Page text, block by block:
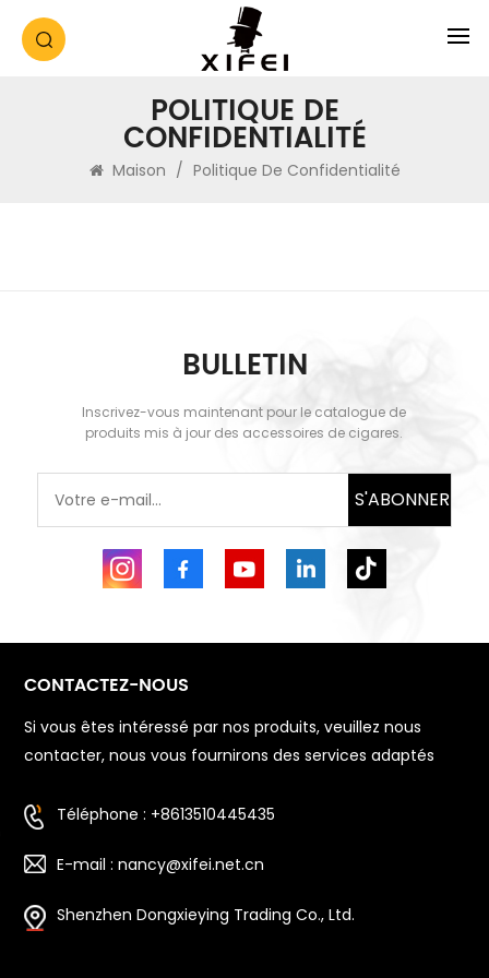
POLITIQUE DE
CONFIDENTIALITÉ
Maison / Politique De Confidentialité
BULLETIN
Inscrivez-vous maintenant pour le catalogue de
produits mis à jour des accessoires de cigares.
S'ABONNER
CONTACTEZ-NOUS
Si vous êtes intéressé par nos produits, veuillez nous
contacter, nous vous fournirons des services adaptés
Téléphone : +8613510445435
E-mail : nancy@xifei.net.cn
Shenzhen Dongxieying Trading Co., Ltd.